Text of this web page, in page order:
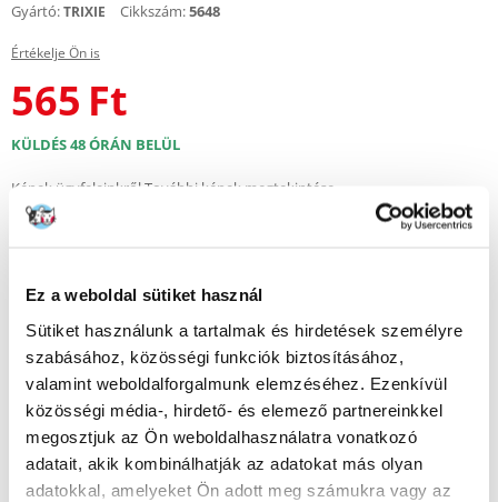
Ez a weboldal sütiket használ
Sütiket használunk a tartalmak és hirdetések személyre
szabásához, közösségi funkciók biztosításához,
valamint weboldalforgalmunk elemzéséhez. Ezenkívül
közösségi média-, hirdető- és elemező partnereinkkel
megosztjuk az Ön weboldalhasználatra vonatkozó
adatait, akik kombinálhatják az adatokat más olyan
adatokkal, amelyeket Ön adott meg számukra vagy az
Gyártó:TRIXIE Cikkszám:5648
Értékelje Ön is
565 Ft
KÜLDÉS 48 ÓRÁN BELÜL
Képek ügyfeleinkrőlTovábbi képek megtekintése
nedves és száraz eledel, valamint víz adagolásához. 15 cm átmérőjével
és 750 ml űrtartalmával közepes és nagyobb testű kutyák számára is
alkalmas.
Önállóan vagy állvánnyal együtt is használható – a legtöbb standard
modellhez illeszkedik.
2 az 1-ben – önállóan vagy állvánnyal együtt használható
750 ml űrtartalom – egy teljes étkezéshez elegendő